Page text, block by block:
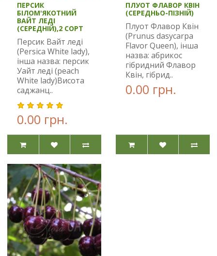
ПЕРСИК
БІЛОМ'ЯКОТНИЙ
ВАЙТ ЛЕДІ
(СЕРЕДНІЙ),2 СОРТ
Персик Вайт леді
(Persica White lady),
інша назва: персик
Уайт леді (peach
White lady)Висота
саджанц..
0.00 грн.
ПЛУОТ ФЛАВОР КВІН
(СЕРЕДНЬО-ПІЗНІЙ)
Плуот Флавор Квін
(Prunus dasycarpa
Flavor Queen), інша
назва: абрикос
гібридний Флавор
Квін, гібрид..
0.00 грн.